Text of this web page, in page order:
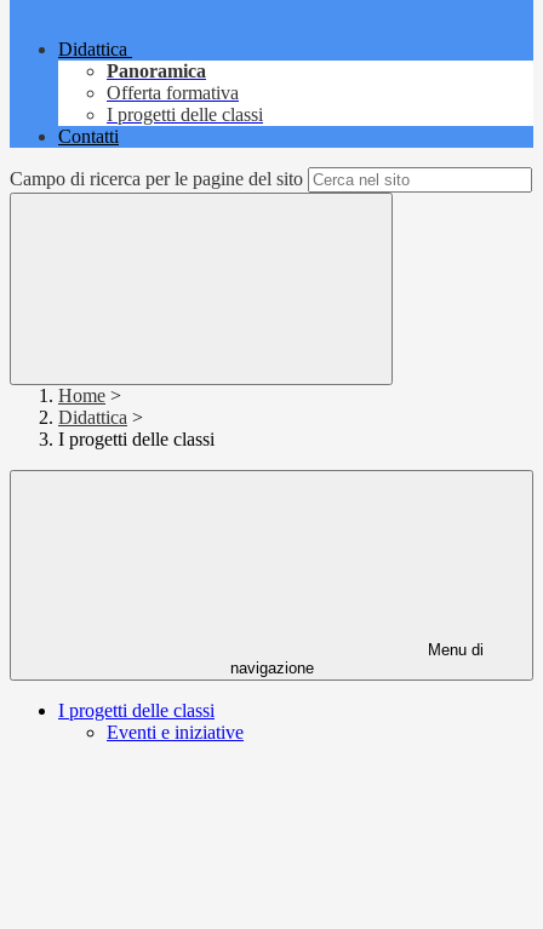
Didattica
Panoramica
Offerta formativa
I progetti delle classi
Contatti
Campo di ricerca per le pagine del sito
Home >
Didattica >
I progetti delle classi
Menu di
navigazione
I progetti delle classi
Eventi e iniziative